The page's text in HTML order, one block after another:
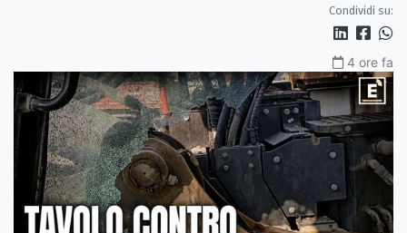
Condividi su:
4 ore fa